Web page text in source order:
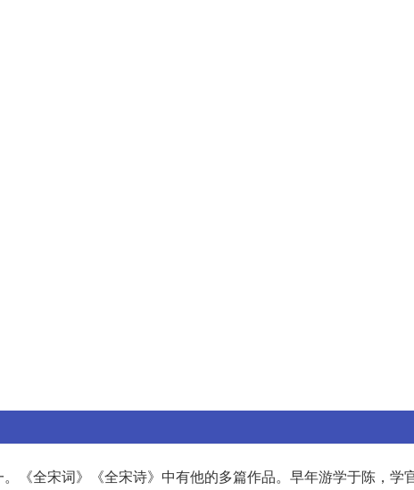
《全宋词》《全宋诗》中有他的多篇作品。早年游学于陈，学